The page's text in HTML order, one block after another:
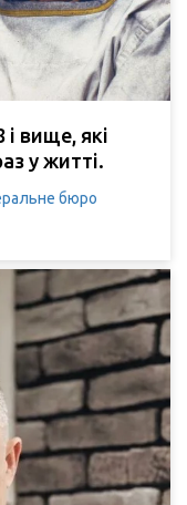
вище, які
у житті.
бюро